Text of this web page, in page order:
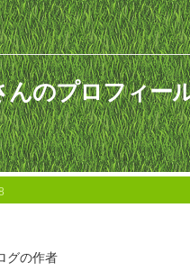
んのプロフィー
グの作者